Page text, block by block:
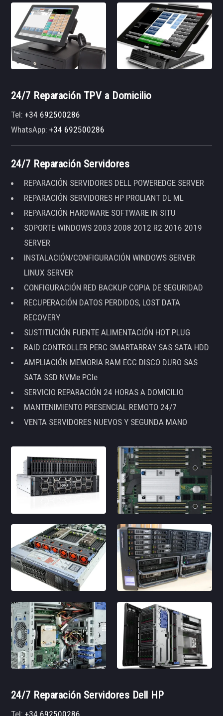
24/7 Reparación TPV a Domicilio
Tel:+34 692500286
WhatsApp:+34 692500286
24/7 Reparación Servidores
REPARACIÓN SERVIDORES DELL POWEREDGE SERVER
REPARACIÓN SERVIDORES HP PROLIANT DL ML
REPARACIÓN HARDWARE SOFTWARE IN SITU
SOPORTE WINDOWS 2003 2008 2012 R2 2016 2019
SERVER
INSTALACIÓN/CONFIGURACIÓN WINDOWS SERVER
LINUX SERVER
CONFIGURACIÓN RED BACKUP COPIA DE SEGURIDAD
RECUPERACIÓN DATOS PERDIDOS, LOST DATA
RECOVERY
SUSTITUCIÓN FUENTE ALIMENTACIÓN HOT PLUG
RAID CONTROLLER PERC SMARTARRAY SAS SATA HDD
AMPLIACIÓN MEMORIA RAM ECC DISCO DURO SAS
SATA SSD NVMe PCIe
SERVICIO REPARACIÓN 24 HORAS A DOMICILIO
MANTENIMIENTO PRESENCIAL REMOTO 24/7
VENTA SERVIDORES NUEVOS Y SEGUNDA MANO
24/7 Reparación Servidores Dell HP
Tel:+34 692500286